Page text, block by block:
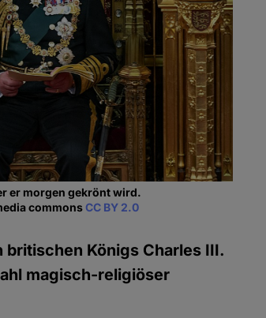
er morgen gekrönt wird.
commonsCC BY 2.0
Königs Charles III.
magisch-religiöser